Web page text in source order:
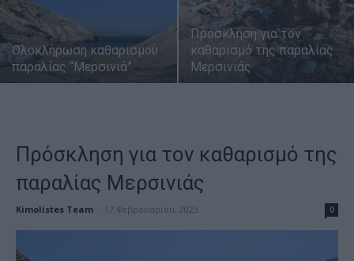
Ολοκλήρωση καθαρισμού
παραλίας “Μερσινιά”
Πρόσκληση για τον
καθαρισμό της παραλίας
Μερσινιάς
Πρόσκληση για τον καθαρισμό της
παραλίας Μερσινιάς
Kimolistes Team 17 Φεβρουαρίου, 2023 0